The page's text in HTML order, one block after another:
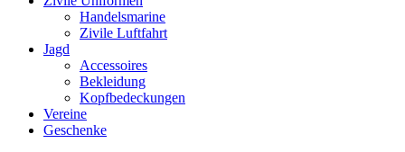
Handelsmarine
Zivile Luftfahrt
Jagd
Accessoires
Bekleidung
Kopfbedeckungen
Vereine
Geschenke